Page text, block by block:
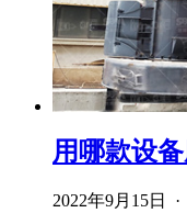
用哪款设
2022年9月15日